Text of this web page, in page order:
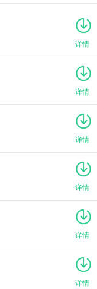
详情
详情
详情
详情
详情
详情